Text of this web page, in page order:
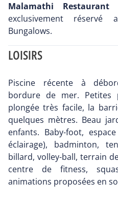
Malamathi Restaurant
exclusivement
Bungalows.
LOISIRS
Piscine récente à
bordure de mer.
plongée très facile, la
quelques mètres. Beau
enfants. Baby-foot,
éclairage), badminton,
billard, volley-ball, terrain
centre de fitness,
animations proposées en